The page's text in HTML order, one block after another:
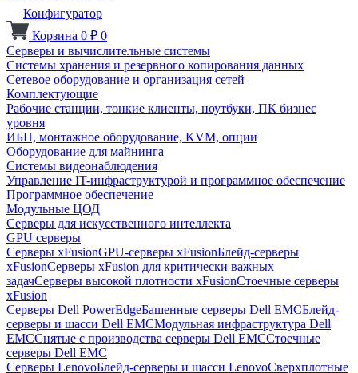
Конфигуратор
Корзина 0 ₽ 0
Серверы и вычислительные системы
Системы хранения и резервного копирования данных
Сетевое оборудование и организация сетей
Комплектующие
Рабочие станции, тонкие клиенты, ноутбуки, ПК бизнес
уровня
ИБП, монтажное оборудование, KVM, опции
Оборудование для майнинга
Системы видеонаблюдения
Управление IT-инфраструктурой и программное обеспечение
Программное обеспечение
Модульные ЦОД
Серверы для искусственного интеллекта
GPU серверы
Серверы xFusionGPU-серверы xFusionБлейд-серверы
xFusionСерверы xFusion для критически важных
задачСерверы высокой плотности xFusionСтоечные серверы
xFusion
Серверы Dell PowerEdgeБашенные серверы Dell EMCБлейд-
серверы и шасси Dell EMCМодульная инфраструктура Dell
EMCСнятые с производства серверы Dell EMCСтоечные
серверы Dell EMC
Серверы LenovoБлейд-серверы и шасси LenovoСверхплотные